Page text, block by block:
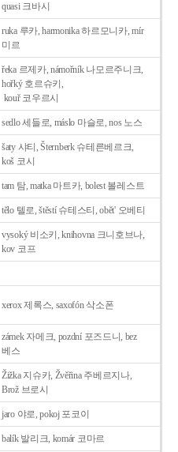
quasi 크바시
ruka 루카, harmonika 하르모니카, mír
미르
řeka 르제카, námořník 나모르주니크,
hořký 호르슈키,
kouř 코우르시
sedlo 세들로, máslo 마슬로, nos 노스
šaty 샤티, Šternberk 슈테른베르크,
koš 코시
tam 탐, matka 마트카, bolest 볼레스트
tělo 텔로, štěstí 슈테스티, obět' 오베티
vysoký 비소키, knihovna 크니호브나,
kov 코프
xerox 제록스, saxofón 삭소폰
zámek 자메크, pozdní 포즈드니, bez
베스
Žižka 지슈카, Žvěřina 주베르지나,
Brož 브로시
jaro 야로, pokoj 포코이
balík 발리크, komár 코마르